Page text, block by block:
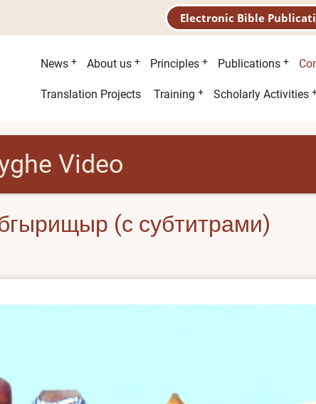
Electronic Bible
Main
menu
News About us Principles Publications
Second
Translation Projects Training Scholarly Activities
Video
(с субтитрами)